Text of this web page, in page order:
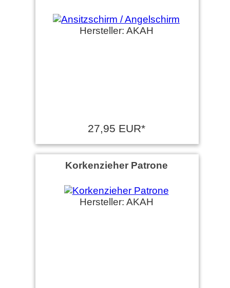
Hersteller: AKAH
27,95 EUR*
Korkenzieher Patrone
Hersteller: AKAH